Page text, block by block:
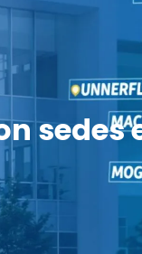
sedes